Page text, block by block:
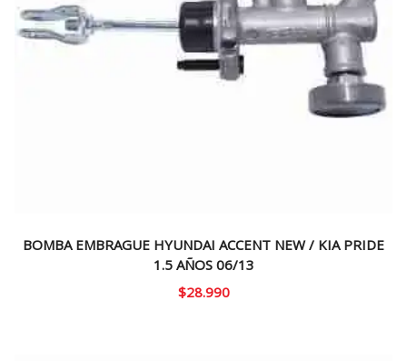
BOMBA EMBRAGUE HYUNDAI ACCENT NEW / KIA PRIDE
1.5 AÑOS 06/13
$28.990